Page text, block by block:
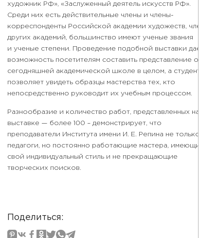
художник РФ», «Заслуженный деятель искусств РФ».
Среди них есть действительные члены и члены-
корреспонденты Российской академии художеств, члены
других академий, большинство имеют ученые звания
и ученые степени. Проведение подобной выставки дает
возможность посетителям составить представление о
сегодняшней академической школе в целом, а студентам
позволяет увидеть образцы мастерства тех, кто
непосредственно руководит их учебным процессом.
Разнообразие и количество работ, представленных на
выставке — более 100 – демонстрирует, что
преподаватели Института имени И. Е. Репина не только
педагоги, но постоянно работающие мастера, имеющие
свой индивидуальный стиль и не прекращающие
творческих поисков.
Поделиться: